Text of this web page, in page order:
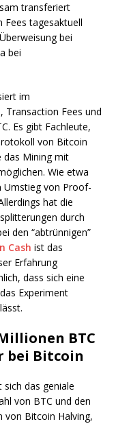
transferiert
Fees tagesaktuell
bei
bei
im
Transaction Fees und
Es gibt Fachleute,
von Bitcoin
das Mining mit
Wie etwa
Umstieg von Proof-
hat die
durch
den “abtrünnigen”
Cash ist das
Erfahrung
dass sich eine
Experiment
BTC
bei Bitcoin
das geniale
von BTC und den
von Bitcoin Halving,